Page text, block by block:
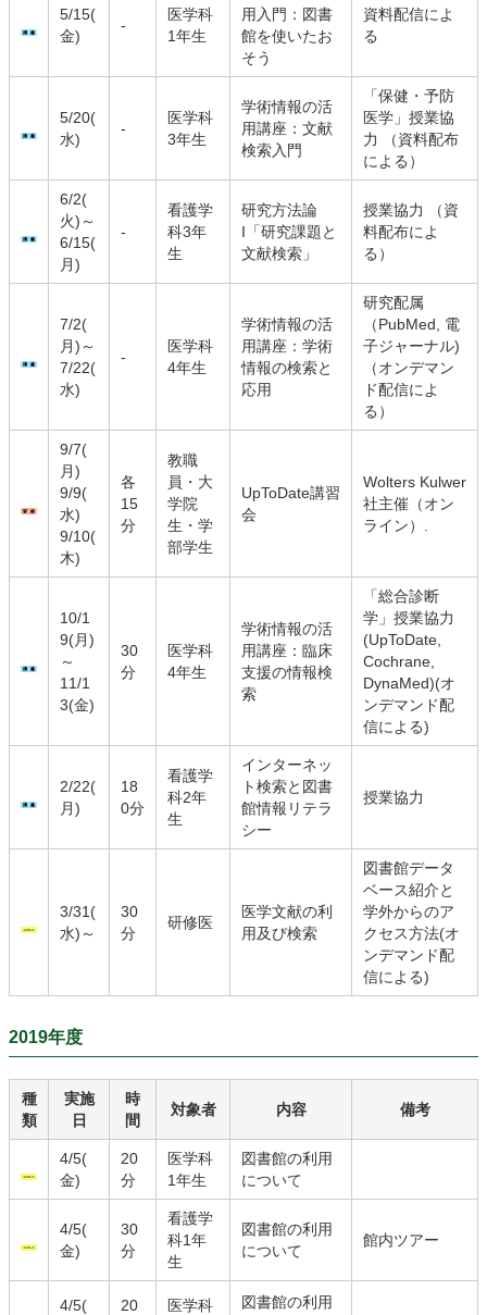
5/15(
金)
-
医学科
1年生
用入門：図書
館を使いたお
そう
資料配信によ
る
5/20(
水)
-
医学科
3年生
学術情報の活
用講座：文献
検索入門
「保健・予防
医学」授業協
力 （資料配布
による）
6/2(
火)～
6/15(
月)
-
看護学
科3年
生
研究方法論
I「研究課題と
文献検索」
授業協力 （資
料配布によ
る）
7/2(
月)～
7/22(
水)
-
医学科
4年生
学術情報の活
用講座：学術
情報の検索と
応用
研究配属
（PubMed, 電
子ジャーナル)
（オンデマン
ド配信によ
る）
9/7(
月)
9/9(
水)
9/10(
木)
各
15
分
教職
員・大
学院
生・学
部学生
UpToDate講習
会
Wolters Kulwer
社主催（オン
ライン）
10/1
9(月)
～
11/1
3(金)
30
分
医学科
4年生
学術情報の活
用講座：臨床
支援の情報検
索
「総合診断
学」授業協力
(UpToDate,
Cochrane,
DynaMed)(オ
ンデマンド配
信による)
2/22(
月)
18
0分
看護学
科2年
生
インターネッ
ト検索と図書
館情報リテラ
シー
授業協力
3/31(
水)～
30
分
研修医
医学文献の利
用及び検索
図書館データ
ベース紹介と
学外からのア
クセス方法(オ
ンデマンド配
信による)
2019年度
種
類
実施
日
時
間
対象者 内容 備考
4/5(
金)
20
分
医学科
1年生
図書館の利用
について
4/5(
金)
30
分
看護学
科1年
生
図書館の利用
について
館内ツアー
4/5(
20
医学科
図書館の利用